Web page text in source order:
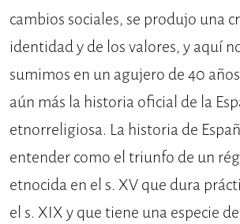
cambios sociales, se produjo una
identidad y de los valores, y aquí
sumimos en un agujero de 40
aún más la historia oficial de la
etnorreligiosa. La historia de
entender como el triunfo de un
etnocida en el s. XV que dura
el s. XIX y que tiene una especie